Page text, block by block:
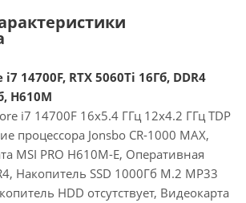
14700F, RTX 5060Ti 16Гб, DDR4
H610M
i7 14700F 16x5.4 ГГц 12x4.2 ГГц TDP
процессора Jonsbo CR-1000 MAX,
MSI PRO H610M-E, Оперативная
Накопитель SSD 1000Гб M.2 MP33
HDD отсутствует, Видеокарта